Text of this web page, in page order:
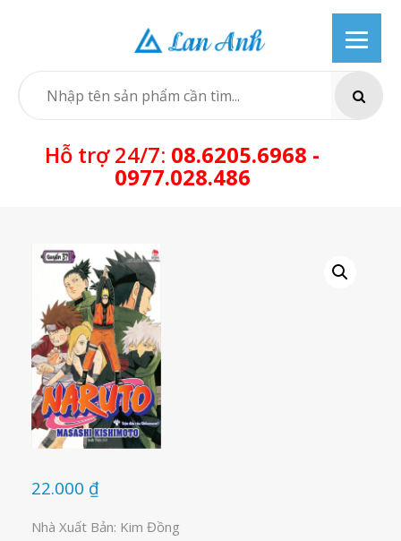
SEARCH
Hỗ trợ 24/7: 08.6205.6968 -
0977.028.486
22.000 ₫
Nhà Xuất Bản: Kim Đồng